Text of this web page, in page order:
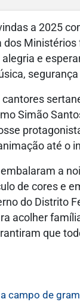
a 2025
dos
e
cantores
Simão
até o
a
de cores e
do Distrito
acolher
que
campo de